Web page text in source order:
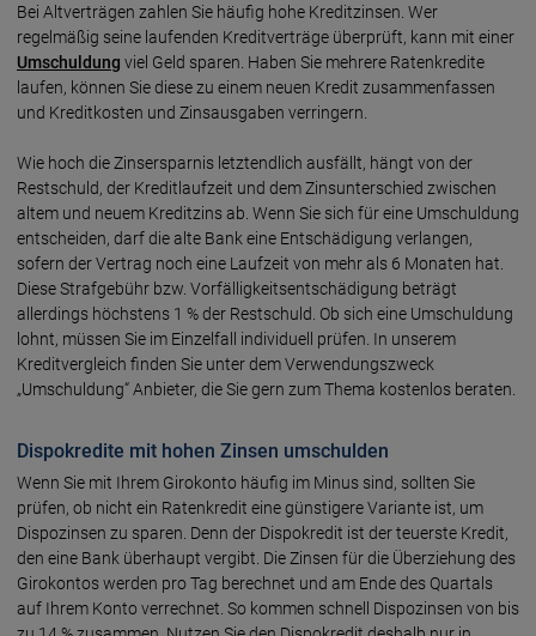
Bei Altverträgen zahlen Sie häufig hohe Kreditzinsen. Wer
regelmäßig seine laufenden Kreditverträge überprüft, kann mit einer
Umschuldung viel Geld sparen. Haben Sie mehrere Ratenkredite
laufen, können Sie diese zu einem neuen Kredit zusammenfassen
und Kreditkosten und Zinsausgaben verringern.
Wie hoch die Zinsersparnis letztendlich ausfällt, hängt von der
Restschuld, der Kreditlaufzeit und dem Zinsunterschied zwischen
altem und neuem Kreditzins ab. Wenn Sie sich für eine Umschuldung
entscheiden, darf die alte Bank eine Entschädigung verlangen,
sofern der Vertrag noch eine Laufzeit von mehr als 6 Monaten hat.
Diese Strafgebühr bzw. Vorfälligkeitsentschädigung beträgt
allerdings höchstens 1 % der Restschuld. Ob sich eine Umschuldung
lohnt, müssen Sie im Einzelfall individuell prüfen. In unserem
Kreditvergleich finden Sie unter dem Verwendungszweck
„Umschuldung“ Anbieter, die Sie gern zum Thema kostenlos beraten.
Dispokredite mit hohen Zinsen umschulden
Wenn Sie mit Ihrem Girokonto häufig im Minus sind, sollten Sie
prüfen, ob nicht ein Ratenkredit eine günstigere Variante ist, um
Dispozinsen zu sparen. Denn der Dispokredit ist der teuerste Kredit,
den eine Bank überhaupt vergibt. Die Zinsen für die Überziehung des
Girokontos werden pro Tag berechnet und am Ende des Quartals
auf Ihrem Konto verrechnet. So kommen schnell Dispozinsen von bis